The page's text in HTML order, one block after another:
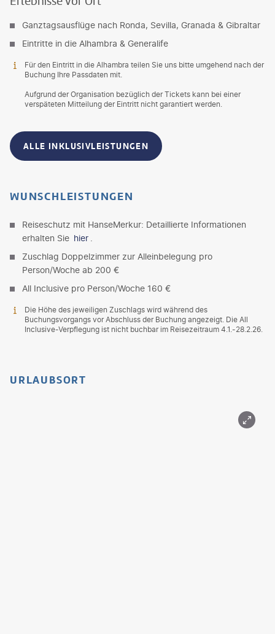
Ganztagsausflüge nach Ronda, Sevilla, Granada & Gibraltar
Eintritte in die Alhambra & Generalife
Für den Eintritt in die Alhambra teilen Sie uns bitte umgehend nach der
Buchung Ihre Passdaten mit.
Aufgrund der Organisation bezüglich der Tickets kann bei einer
verspäteten Mitteilung der Eintritt nicht garantiert werden.
ALLE INKLUSIVLEISTUNGEN
WUNSCHLEISTUNGEN
Reiseschutz mit HanseMerkur: Detaillierte Informationen
erhalten Sie hier
Zuschlag Doppelzimmer zur Alleinbelegung pro
Person/Woche ab 200 €
All Inclusive pro Person/Woche 160 €
Die Höhe des jeweiligen Zuschlags wird während des
Buchungsvorgangs vor Abschluss der Buchung angezeigt. Die All
Inclusive-Verpflegung ist nicht buchbar im Reisezeitraum 4.1.-28.2.26.
URLAUBSORT